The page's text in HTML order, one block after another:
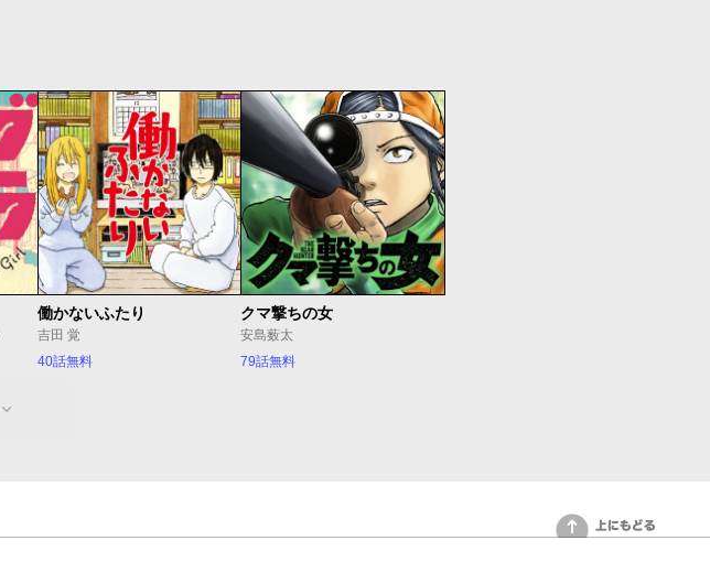
働かないふたり
吉田 覚
40話無料
クマ撃ちの女
安島薮太
79話無料
上にもどる